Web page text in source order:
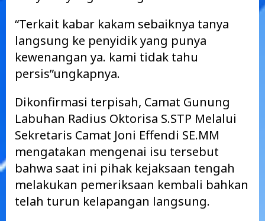
“Terkait kabar kakam sebaiknya tanya
langsung ke penyidik yang punya
kewenangan ya. kami tidak tahu
persis”ungkapnya.
Dikonfirmasi terpisah, Camat Gunung
Labuhan Radius Oktorisa S.STP Melalui
Sekretaris Camat Joni Effendi SE.MM
mengatakan mengenai isu tersebut
bahwa saat ini pihak kejaksaan tengah
melakukan pemeriksaan kembali bahkan
telah turun kelapangan langsung.